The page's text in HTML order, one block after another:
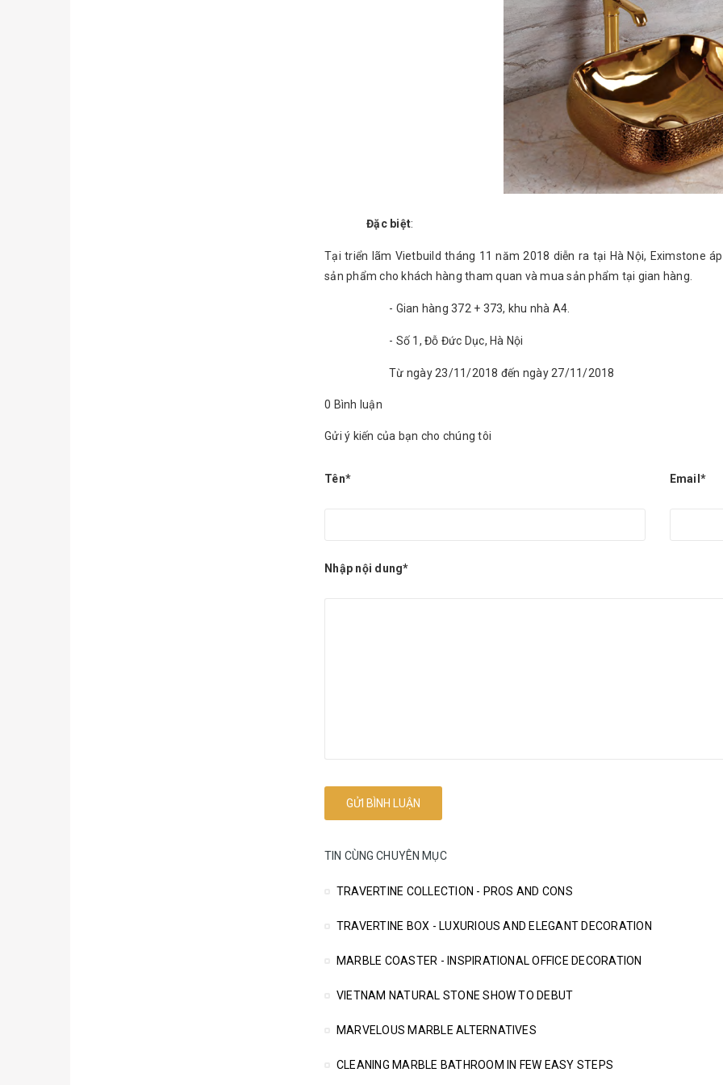
Đặc biệt:
Tại triển lãm Vietbuild tháng 11 năm 2018 diễn ra tại Hà Nội, Eximstone
sản phẩm cho khách hàng tham quan và mua sản phẩm tại gian hàng.
- Gian hàng 372 + 373, khu nhà A4.
- Số 1, Đỗ Đức Dục, Hà Nội
Từ ngày 23/11/2018 đến ngày 27/11/2018
0 Bình luận
Gửi ý kiến của bạn cho chúng tôi
Tên* Email*
Nhập nội dung*
TIN CÙNG CHUYÊN MỤC
TRAVERTINE COLLECTION - PROS AND CONS
TRAVERTINE BOX - LUXURIOUS AND ELEGANT DECORATION
MARBLE COASTER - INSPIRATIONAL OFFICE DECORATION
VIETNAM NATURAL STONE SHOW TO DEBUT
MARVELOUS MARBLE ALTERNATIVES
CLEANING MARBLE BATHROOM IN FEW EASY STEPS